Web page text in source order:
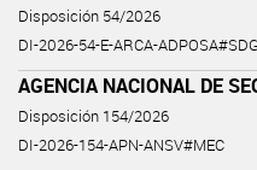
Disposición 54/2026
DI-2026-54-E-ARCA-
AGENCIA NACIONAL DE
Disposición 154/2026
DI-2026-154-APN-ANSV#MEC